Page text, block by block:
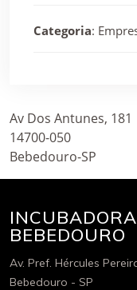
Categoria:
Av Dos Antunes, 181
14700-050
Bebedouro-SP
BEBEDOURO
Av. Pref. Hércules
Bebedouro - SP